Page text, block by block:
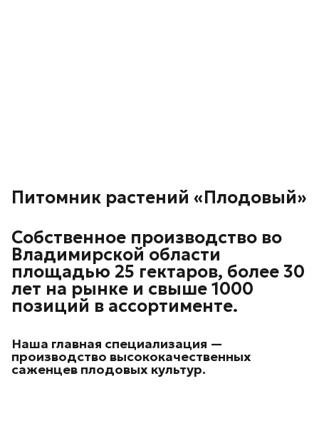
Питомник растений «Плодовый»
Собственное производство во
Владимирской области
площадью 25 гектаров, более 30
лет на рынке и свыше 1000
позиций в ассортименте.
Наша главная специализация —
производство высококачественных
саженцев плодовых культур.